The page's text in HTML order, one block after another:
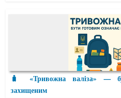
🧳 «Тривожна валіза» —
захищеним